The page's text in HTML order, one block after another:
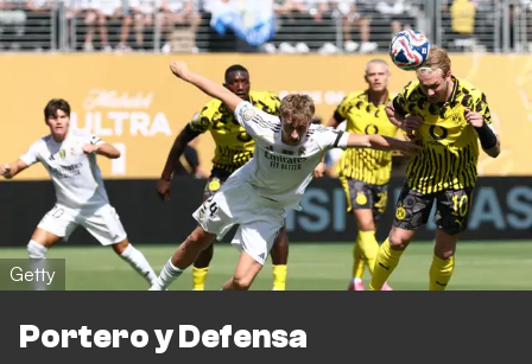
Getty
Portero y Defensa